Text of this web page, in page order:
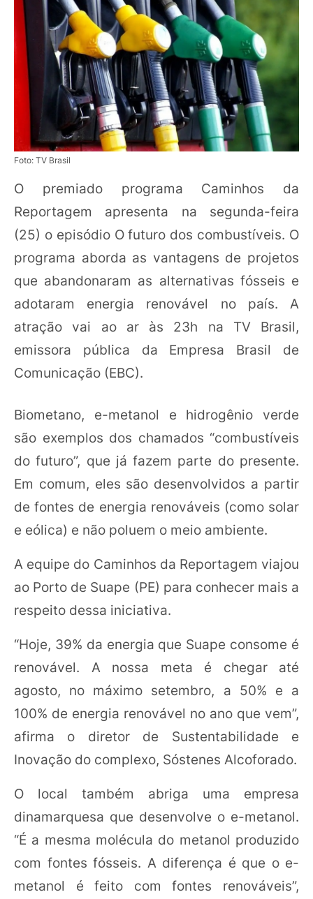
Foto: TV Brasil
O premiado programa Caminhos da
Reportagem apresenta na segunda-feira
(25) o episódio O futuro dos combustíveis. O
programa aborda as vantagens de projetos
que abandonaram as alternativas fósseis e
adotaram energia renovável no país. A
atração vai ao ar às 23h na TV Brasil,
emissora pública da Empresa Brasil de
Comunicação (EBC).
Biometano, e-metanol e hidrogênio verde
são exemplos dos chamados “combustíveis
do futuro”, que já fazem parte do presente.
Em comum, eles são desenvolvidos a partir
de fontes de energia renováveis (como solar
e eólica) e não poluem o meio ambiente.
A equipe do Caminhos da Reportagem viajou
ao Porto de Suape (PE) para conhecer mais a
respeito dessa iniciativa.
“Hoje, 39% da energia que Suape consome é
renovável. A nossa meta é chegar até
agosto, no máximo setembro, a 50% e a
100% de energia renovável no ano que vem”,
afirma o diretor de Sustentabilidade e
Inovação do complexo, Sóstenes Alcoforado.
O local também abriga uma empresa
dinamarquesa que desenvolve o e-metanol.
“É a mesma molécula do metanol produzido
com fontes fósseis. A diferença é que o e-
metanol é feito com fontes renováveis”,